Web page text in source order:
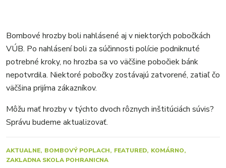
Bombové hrozby boli nahlásené aj v niektorých pobočkách
VÚB. Po nahlásení boli za súčinnosti polície podniknuté
potrebné kroky, no hrozba sa vo väčšine pobočiek bánk
nepotvrdila. Niektoré pobočky zostávajú zatvorené, zatiaľ čo
väčšina prijíma zákazníkov.
Môžu mať hrozby v týchto dvoch rôznych inštitúciách súvis?
Správu budeme aktualizovať.
AKTUALNE BOMBOVÝ POPLACH FEATURED KOMÁRNO
ZAKLADNA SKOLA POHRANICNA